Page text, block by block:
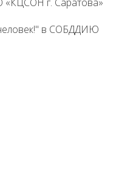
человек!" в СОБДДИЮ